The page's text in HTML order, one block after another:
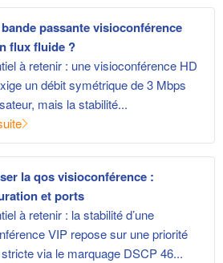
passante visioconférence
flux fluide ?
à retenir : une visioconférence HD
un débit symétrique de 3 Mbps
mais la stabilité...
la qos visioconférence :
et ports
à retenir : la stabilité d’une
VIP repose sur une priorité
via le marquage DSCP 46...